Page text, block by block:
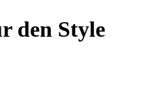
den Style